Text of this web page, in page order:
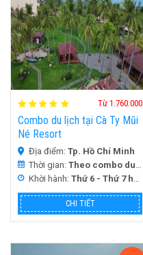
Từ 1.760.000
Combo du lịch tại Cà Ty Mũi
Né Resort
Địa điểm: Tp. Hồ Chí Minh
Thời gian: Theo combo du lịch
Khời hành: Thứ 6 - Thứ 7 hàng Tuần
CHI TIẾT